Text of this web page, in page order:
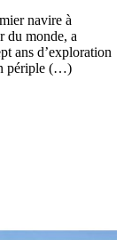
navire à
du monde, a
ans d’exploration
périple (…)